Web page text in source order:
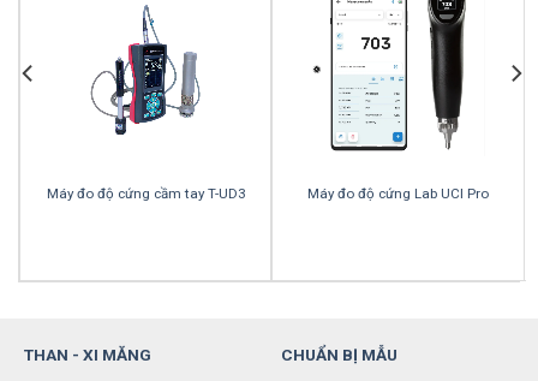
Máy đo độ cứng cầm tay T-UD3 Máy đo độ cứng Lab UCI Pro
THAN - XI MĂNG CHUẨN BỊ MẪU